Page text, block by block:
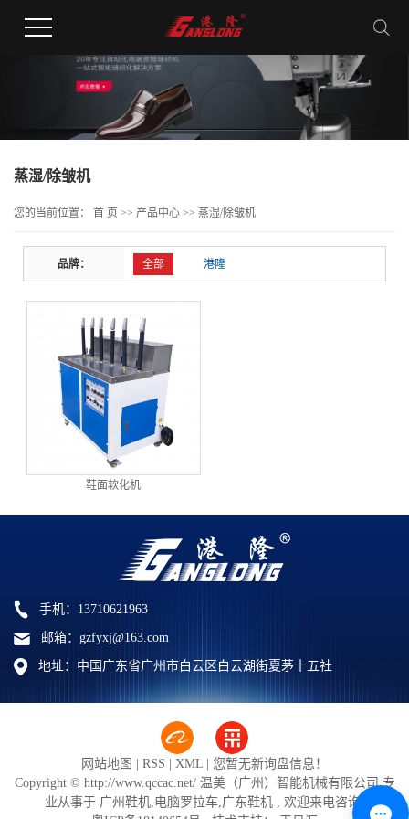
蒸湿/除皱机
您的当前位置： 首 页 >> 产品中心 >> 蒸湿/除皱机
品牌： 全部 港隆
鞋面软化机
手机：13710621963
邮箱：gzfyxj@163.com
地址：中国广东省广州市白云区白云湖街夏茅十五社
网站地图 RSS XML
您暂无新询盘信息！
Copyright © http://www.qccac.net/ 温美（广州）智能机械有限公司 专
业从事于 广州鞋机,电脑罗拉车,广东鞋机, 欢迎来电咨询!